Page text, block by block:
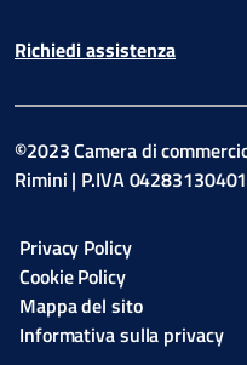
Richiedi assistenza
©2023 Camera di
Rimini | P.IVA 04283130401
Privacy Policy
Cookie Policy
Mappa del sito
Informativa sulla privacy